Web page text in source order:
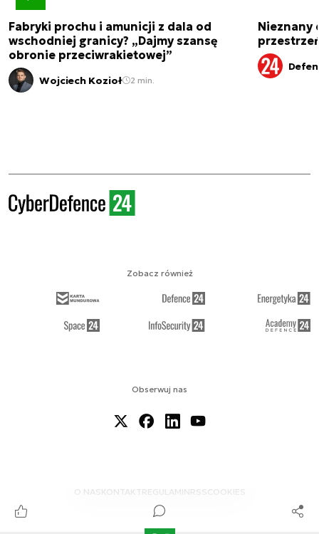
Fabryki prochu i amunicji z dala od
wschodniej granicy? „Dajmy szansę
obronie przeciwrakietowej”
Wojciech Kozioł 2 min.
Nieznany
Obserwuj nas
O NAS KONTAKTREGULAMINRSS COOKIES
Zobacz również